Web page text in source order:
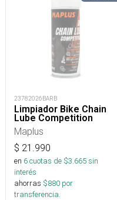
23782026BARB
Limpiador Bike Chain
Lube Competition
Maplus
$ 21.990
en 6cuotas de $3.665sin
interés
ahorras $880 por
transferencia.